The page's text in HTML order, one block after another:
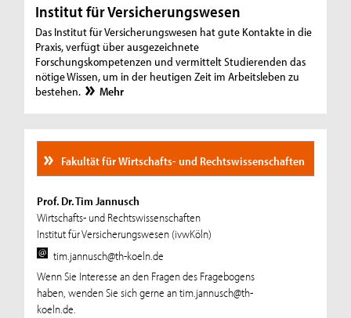
Institut für Versicherungswesen
Das Institut für Versicherungswesen hat gute Kontakte in die
Praxis, verfügt über ausgezeichnete
Forschungskompetenzen und vermittelt Studierenden das
nötige Wissen, um in der heutigen Zeit im Arbeitsleben zu
bestehen.
Mehr
Fakultät für Wirtschafts- und Rechtswissenschaften
Prof. Dr. Tim Jannusch
Wirtschafts- und Rechtswissenschaften
Institut für Versicherungswesen (ivwKöln)
tim.jannusch@th-koeln.de
Wenn Sie Interesse an den Fragen des Fragebogens
haben, wenden Sie sich gerne an tim.jannusch@th-
koeln.de.